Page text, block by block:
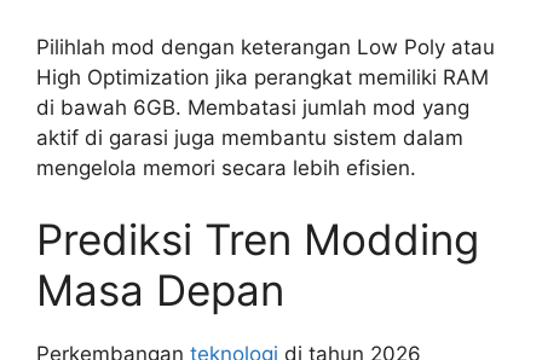
Pilihlah mod dengan keterangan Low Poly atau
High Optimization jika perangkat memiliki RAM
di bawah 6GB. Membatasi jumlah mod yang
aktif di garasi juga membantu sistem dalam
mengelola memori secara lebih efisien.
Prediksi Tren Modding
Masa Depan
Perkembangan teknologi di tahun 2026